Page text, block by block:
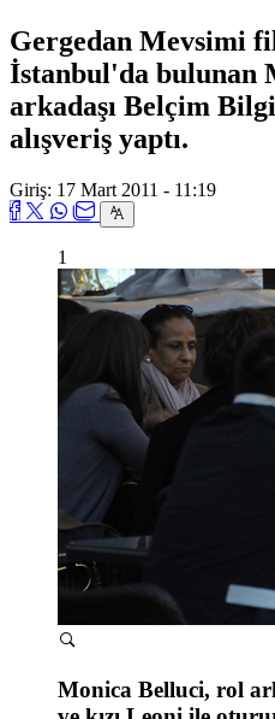
Gergedan Mevsimi
İstanbul'da bulunan
arkadaşı Belçim
alışveriş yaptı.
Giriş: 17 Mart 2011 - 11:19
1
Monica Belluci, rol